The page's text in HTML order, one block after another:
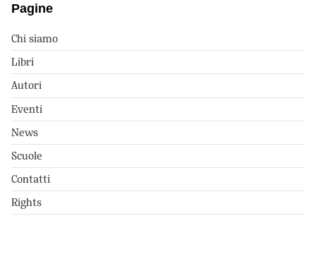
Pagine
Chi siamo
Libri
Autori
Eventi
News
Scuole
Contatti
Rights